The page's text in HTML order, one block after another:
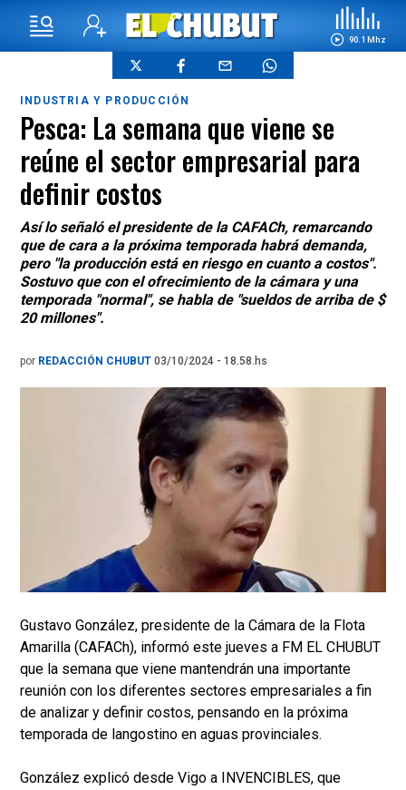
90.1 Mhz
INDUSTRIA Y PRODUCCIÓN
Pesca: La semana que viene se
reúne el sector empresarial para
definir costos
Así lo señaló el presidente de la CAFACh, remarcando
que de cara a la próxima temporada habrá demanda,
pero "la producción está en riesgo en cuanto a costos".
Sostuvo que con el ofrecimiento de la cámara y una
temporada "normal", se habla de "sueldos de arriba de $
20 millones".
por REDACCIÓN CHUBUT 03/10/2024 - 18.58.hs
Gustavo González, presidente de la Cámara de la Flota
Amarilla (CAFACh), informó este jueves a FM EL CHUBUT
que la semana que viene mantendrán una importante
reunión con los diferentes sectores empresariales a fin
de analizar y definir costos, pensando en la próxima
temporada de langostino en aguas provinciales.
González explicó desde Vigo a INVENCIBLES, que